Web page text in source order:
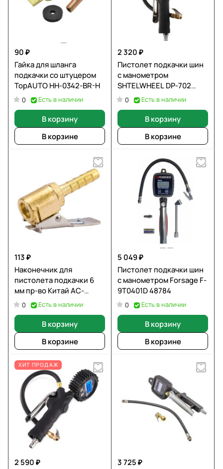
90 ₽
Гайка для шланга
подкачки со штуцером
TopAUTO HH-0342-BR-H
0 Есть в наличии
В корзину
В корзине
2 320 ₽
Пистолет подкачки шин
с манометром
SHTELWHEEL DP-702
ударнопрочный
0 Есть в наличии
В корзину
В корзине
113 ₽
Наконечник для
пистолета подкачки 6
мм пр-во Китай AC-
02/6мм
0 Есть в наличии
В корзину
В корзине
5 049 ₽
Пистолет подкачки шин
с манометром Forsage F-
9T0401D 48784
0 Есть в наличии
В корзину
В корзине
ХИТ ПРОДАЖ
2 590 ₽
3 725 ₽